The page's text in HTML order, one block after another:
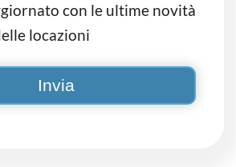
con le ultime novità
locazioni